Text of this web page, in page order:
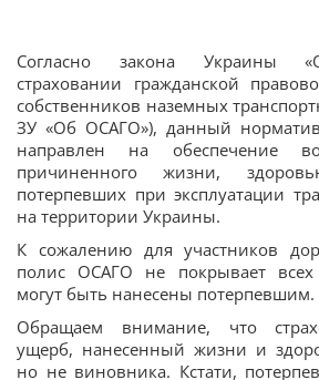
Согласно закона Украины
страховании гражданской
собственников наземных
ЗУ «Об ОСАГО»), данный
направлен на обеспечение
причиненного жизни,
потерпевших при эксплуатации
на территории Украины.
К сожалению для участников
полис ОСАГО не покрывает всех
могут быть нанесены потерпевшим.
Обращаем внимание, что
ущерб, нанесенный жизни и
но не виновника. Кстати,